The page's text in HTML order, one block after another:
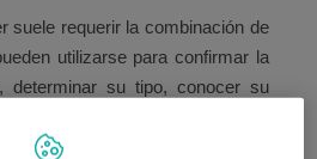
suele requerir la combinación de
utilizarse para confirmar la
determinar su tipo, conocer su
tratamiento más adecuado. En